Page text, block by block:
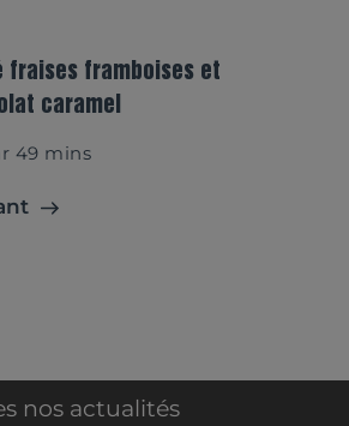
fraises framboises et
caramel
49 mins
nos actualités